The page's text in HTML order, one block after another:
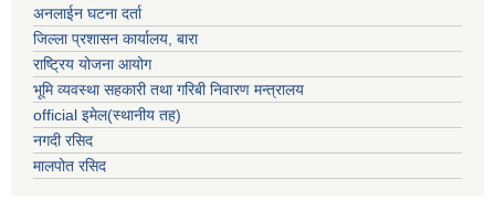
अनलाईन घटना दर्ता
जिल्ला प्रशासन कार्यालय, बारा
राष्ट्रिय योजना आयोग
भूमि व्यवस्था सहकारी तथा गरिबी निवारण मन्त्रालय
official इमेल(स्थानीय तह)
नगदी रसिद
मालपोत रसिद